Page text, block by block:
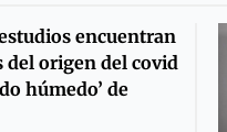
encuentran
del origen del covid
húmedo’ de